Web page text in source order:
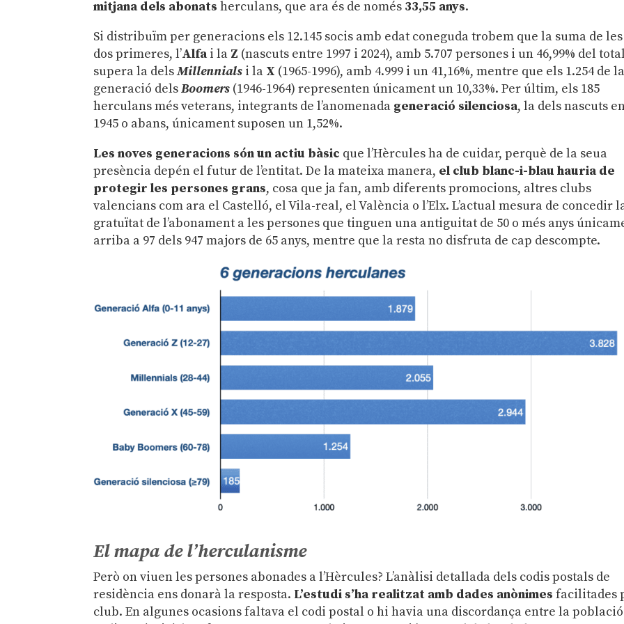
mitjana dels abonats herculans, que ara és de només 33,55 anys.
Si distribuïm per generacions els 12.145 socis amb edat coneguda trobem que la suma de les
dos primeres, l’Alfa i la Z (nascuts entre 1997 i 2024), amb 5.707 persones i un 46,99% del
supera la delsMillennials i la X (1965-1996), amb 4.999 i un 41,16%, mentre que els 1.254 de la
generació delsBoomers (1946-1964) representen únicament un 10,33%. Per últim, els 185
herculans més veterans, integrants de l’anomenada generació silenciosa, la dels nascuts
1945 o abans, únicament suposen un 1,52%.
Les noves generacions són un actiu bàsic que l’Hèrcules ha de cuidar, perquè de la seua
presència depén el futur de l’entitat. De la mateixa manera, el club blanc-i-blau hauria de
protegir les persones grans, cosa que ja fan, amb diferents promocions, altres clubs
valencians com ara el Castelló, el Vila-real, el València o l’Elx. L’actual mesura de concedir
gratuïtat de l’abonament a les persones que tinguen una antiguitat de 50 o més anys
arriba a 97 dels 947 majors de 65 anys, mentre que la resta no disfruta de cap descompte.
El mapa de l’herculanisme
Però on viuen les persones abonades a l’Hèrcules? L’anàlisi detallada dels codis postals de
residència ens donarà la resposta. L’estudi s’ha realitzat amb dades anònimesfacilitades
club. En algunes ocasions faltava el codi postal o hi havia una discordança entre la